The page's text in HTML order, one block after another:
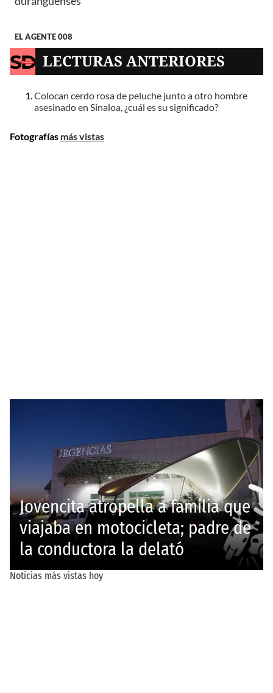
EL AGENTE 008
LECTURAS ANTERIORES
Colocan cerdo rosa de peluche junto a otro hombre
asesinado en Sinaloa, ¿cuál es su significado?
Fotografías más vistas